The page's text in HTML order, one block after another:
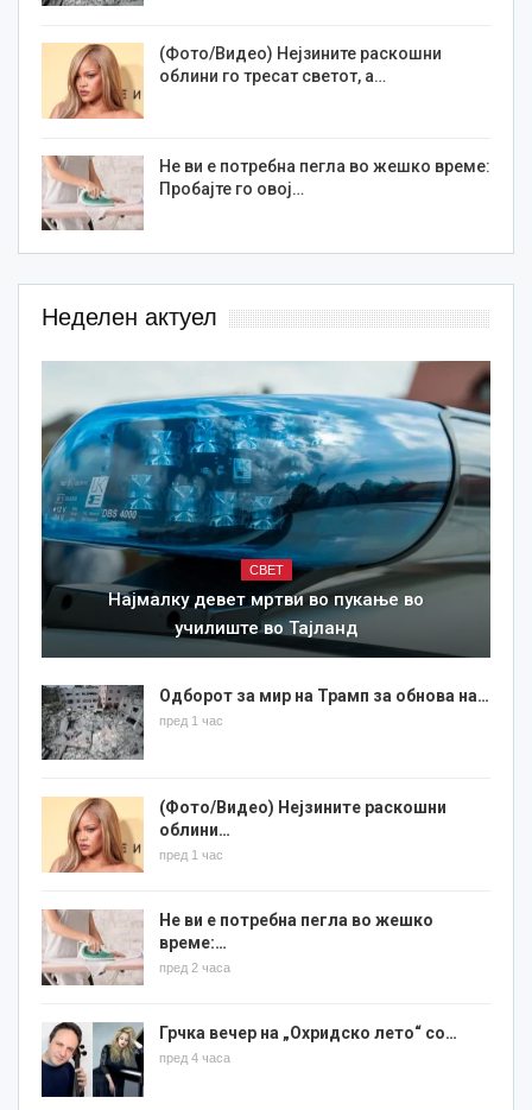
(Фото/Видео) Нејзините раскошни
облини го тресат светот, а…
Не ви е потребна пегла во жешко време:
Пробајте го овој…
Неделен актуел
СВЕТ
Најмалку девет мртви во пукање во
училиште во Тајланд
Одборот за мир на Трамп за обнова на…
пред 1 час
(Фото/Видео) Нејзините раскошни
облини…
пред 1 час
Не ви е потребна пегла во жешко
време:…
пред 2 часа
Грчка вечер на „Охридско лето“ со…
пред 4 часа